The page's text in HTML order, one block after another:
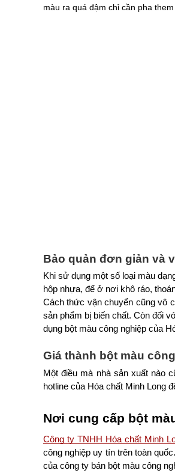
màu ra quá đậm chỉ cần pha
Bảo quản đơn giản và
Khi sử dụng một số loại màu
hộp nhựa, để ở nơi khô ráo,
Cách thức vận chuyển cũng vô
sản phẩm bị biến chất. Còn đối
dụng bột màu công nghiệp của
Giá thành bột màu
Một điều mà nhà sản xuất nào
hotline của Hóa chất Minh Long
Nơi cung cấp bột
Công ty TNHH Hóa chất Minh
công nghiệp uy tín trên toàn
của công ty bán bột màu công